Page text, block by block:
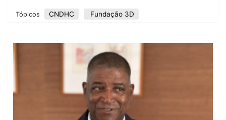
Tópicos CNDHC Fundação 3D